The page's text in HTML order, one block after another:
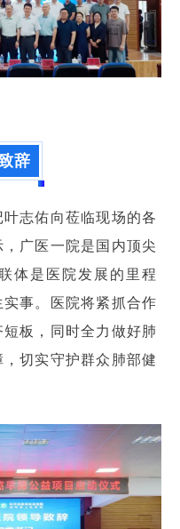
辞
志佑向莅临现场的各
广医一院是国内顶尖
体是医院发展的里程
事。医院将紧抓合作
板，同时全力做好肺
切实守护群众肺部健